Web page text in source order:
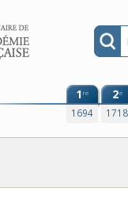
1re
1694
2e
1718